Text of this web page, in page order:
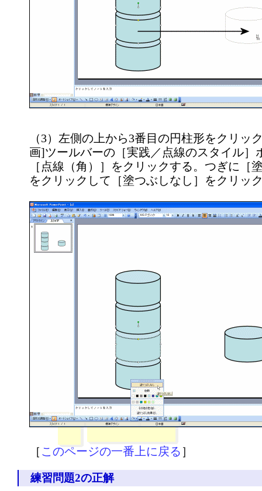
（3）左側の上から3番目の円柱形をクリッ
画]ツールバーの［実践／点線のスタイル］
［点線（角）］をクリックする。つぎに［
をクリックして［塗つぶしなし］をクリッ
［ このページの一番上に戻る ］
練習問題2の正解